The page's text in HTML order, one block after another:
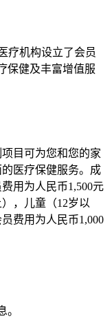
疗机构设立了会员
保健及丰富增值服
目可为您和您的家
医疗保健服务。成
用为人民币1,500元
），儿童（12岁以
费用为人民币1,000
。